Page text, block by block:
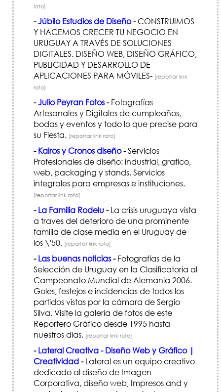
roto]
-Júbilo Estudios de Diseño-CONSTRUIMOS
Y HACEMOS CRECER TU NEGOCIO EN
URUGUAY A TRAVÉS DE SOLUCIONES
DIGITALES. DISEÑO WEB, DISEÑO GRÁFICO,
PUBLICIDAD Y DESARROLLO DE
APLICACIONES PARA MÓVILES- [reportar link
roto]
-Julio Peyran Fotos-Fotografías
Artesanales y Digitales de cumpleaños,
bodas y eventos y todo lo que precise para
su Fiesta. [reportar link roto]
- Kairos y Cronos diseño-Servicios
Profesionales de diseño: industrial, grafico,
web, packaging y stands. Servicios
integrales para empresas e instituciones.
[reportar link roto]
- La Familia Rodelu-La crisis uruguaya vista
a traves del deterioro de una prominente
familia de clase media en el Uruguay de
los \'50. [reportar link roto]
- Las buenas noticias-Fotografías de la
Selección de Uruguay en la Clasificatoria al
Campeonato Mundial de Alemania 2006.
Goles, festejos e incidencias de todos los
partidos vistas por la cámara de Sergio
Silva. Visite la galería de fotos de este
Reportero Gráfico desde 1995 hasta
nuestros días. [reportar link roto]
- Lateral Creativa - Diseño Web y Gráfico |
Creatividad-Lateral es un equipo creativo
dedicado al diseño de Imagen
Corporativa, diseño web, Impresos and y